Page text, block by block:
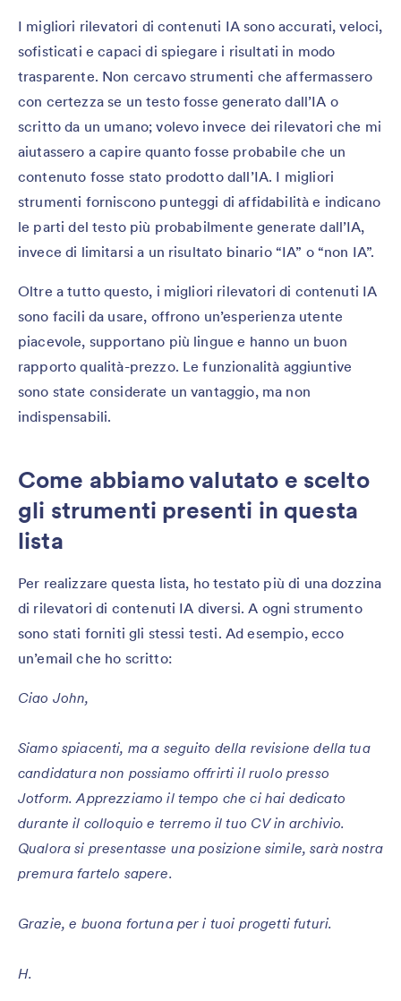
I migliori rilevatori di contenuti IA sono accurati, veloci,
sofisticati e capaci di spiegare i risultati in modo
trasparente. Non cercavo strumenti che affermassero
con certezza se un testo fosse generato dall’IA o
scritto da un umano; volevo invece dei rilevatori che mi
aiutassero a capire quanto fosse probabile che un
contenuto fosse stato prodotto dall’IA. I migliori
strumenti forniscono punteggi di affidabilità e indicano
le parti del testo più probabilmente generate dall’IA,
invece di limitarsi a un risultato binario “IA” o “non IA”.
Oltre a tutto questo, i migliori rilevatori di contenuti IA
sono facili da usare, offrono un’esperienza utente
piacevole, supportano più lingue e hanno un buon
rapporto qualità-prezzo. Le funzionalità aggiuntive
sono state considerate un vantaggio, ma non
indispensabili.
Come abbiamo valutato e scelto
gli strumenti presenti in questa
lista
Per realizzare questa lista, ho testato più di una dozzina
di rilevatori di contenuti IA diversi. A ogni strumento
sono stati forniti gli stessi testi. Ad esempio, ecco
un’email che ho scritto:
Ciao John,
Siamo spiacenti, ma a seguito della revisione della tua
candidatura non possiamo offrirti il ruolo presso
Jotform. Apprezziamo il tempo che ci hai dedicato
durante il colloquio e terremo il tuo CV in archivio.
Qualora si presentasse una posizione simile, sarà nostra
premura fartelo sapere.
Grazie, e buona fortuna per i tuoi progetti futuri.
H.